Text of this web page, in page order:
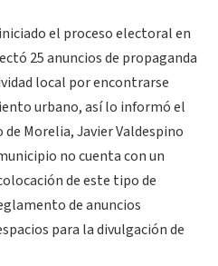
el proceso electoral en
25 anuncios de propaganda
local por encontrarse
urbano, así lo informó el
Morelia, Javier Valdespino
no cuenta con un
de este tipo de
de anuncios
para la divulgación de